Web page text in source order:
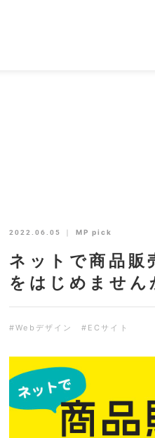
2022.06.05 ｜ MP pick
ネットで商品販
をはじめません
#Webデザイン #ECサイト